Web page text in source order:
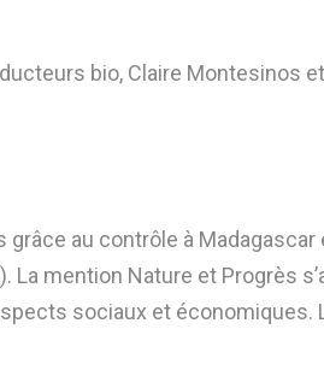
bio, Claire Montesinos
au contrôle à Madagascar
mention Nature et Progrès
sociaux et